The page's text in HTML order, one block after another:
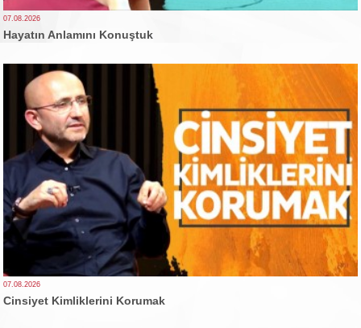
07.08.2026
Hayatın Anlamını Konuştuk
07.08.2026
Cinsiyet Kimliklerini Korumak